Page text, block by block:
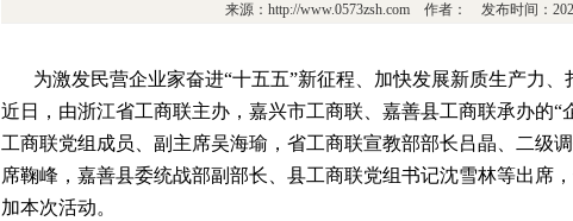
来源：http://www.0573zsh.com 作者： 发布时间：
为激发民营企业家奋进“十五五”新征程、加快发展新质生产力
近日，由浙江省工商联主办，嘉兴市工商联、嘉善县工商联承办的
工商联党组成员、副主席吴海瑜，省工商联宣教部部长吕晶、二级
席鞠峰，嘉善县委统战部副部长、县工商联党组书记沈雪林等出席
加本次活动。